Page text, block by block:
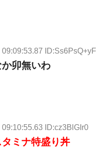
ID:Ss6PsQ+yF
卯無いわ
ID:cz3BlGIr0
ミナ特盛り丼